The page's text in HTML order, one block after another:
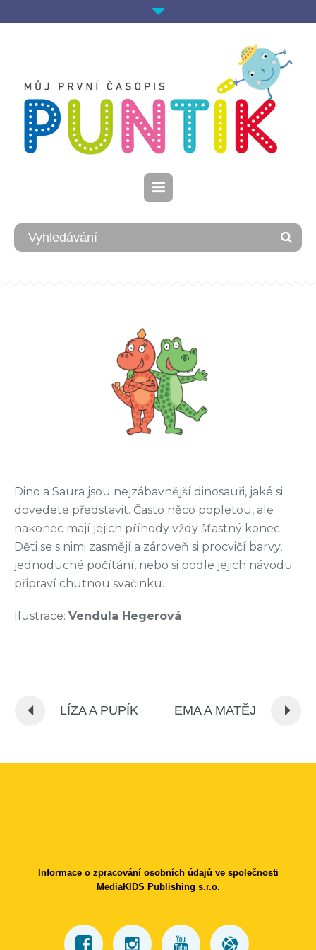
Dino a Saura jsou nejzábavnější dinosauři, jaké si
dovedete představit. Často něco popletou, ale
nakonec mají jejich příhody vždy šťastný konec.
Děti se s nimi zasmějí a zároveň si procvičí barvy,
jednoduché počítání, nebo si podle jejich návodu
připraví chutnou svačinku.
Ilustrace: Vendula Hegerová
LÍZA A PUPÍK EMA A MATĚJ
Informace o zpracování osobních údajů ve společnosti
MediaKIDS Publishing s.r.o.